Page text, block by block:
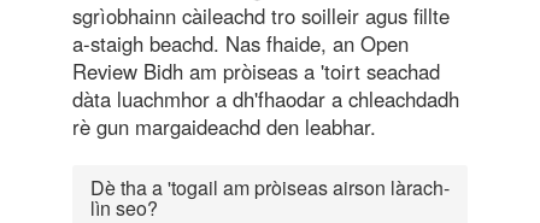
sgrìobhainn càileachd tro soilleir agus fillte
a-staigh beachd. Nas fhaide, an Open
Review Bidh am pròiseas a 'toirt seachad
dàta luachmhor a dh'fhaodar a chleachdadh
rè gun margaideachd den leabhar.
Dè tha a 'togail am pròiseas airson làrach-
lìn seo?